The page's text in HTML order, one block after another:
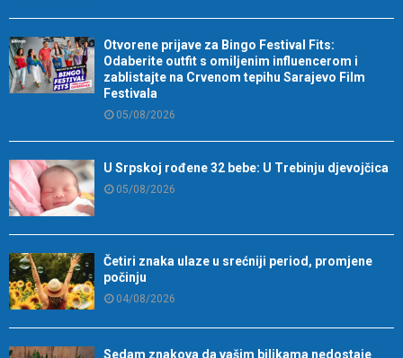
Otvorene prijave za Bingo Festival Fits:
Odaberite outfit s omiljenim influencerom i
zablistajte na Crvenom tepihu Sarajevo Film
Festivala
05/08/2026
U Srpskoj rođene 32 bebe: U Trebinju djevojčica
05/08/2026
Četiri znaka ulaze u srećniji period, promjene
počinju
04/08/2026
Sedam znakova da vašim biljkama nedostaje